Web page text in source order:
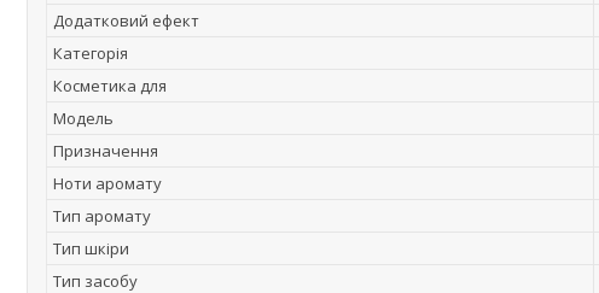
Додатковий ефект
Категорія
Косметика для
Мoдель
Призначення
Ноти аромату
Тип аромату
Тип шкіри
Тип засобу